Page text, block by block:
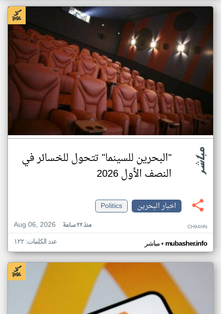
"البحرين للسينما" تتحول للخسائر في
النصف الأول 2026
اخبار البحرين
Politics
Aug 06, 2026
منذ ٢٢ ساعة CH94HN
مباشر• mubasher.info عدد الكلمات: ١٢٢